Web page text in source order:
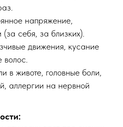
напряжение,
себя, за близких).
движения, кусание
волос.
в животе, головные боли,
аллергии на нервной